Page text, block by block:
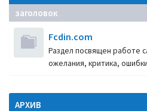
заголовок
Fcdin.com
Раздел посвящен работе
ожелания, критика,
АРХИВ